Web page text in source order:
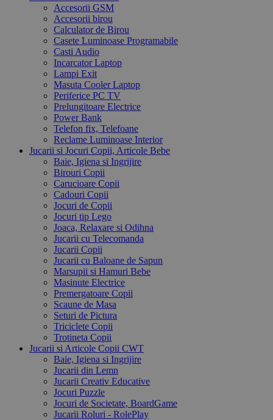
Accesorii GSM
Accesorii birou
Calculator de Birou
Casete Luminoase Programabile
Casti Audio
Incarcator Laptop
Lampi Exit
Masuta Cooler Laptop
Periferice PC TV
Prelungitoare Electrice
Power Bank
Telefon fix, Telefoane
Reclame Luminoase Interior
Jucarii si Jocuri Copii, Articole Bebe
Baie, Igiena si Ingrijire
Birouri Copii
Carucioare Copii
Cadouri Copii
Jocuri de Copii
Jocuri tip Lego
Joaca, Relaxare si Odihna
Jucarii cu Telecomanda
Jucarii Copii
Jucarii cu Baloane de Sapun
Marsupii si Hamuri Bebe
Masinute Electrice
Premergatoare Copii
Scaune de Masa
Seturi de Pictura
Triciclete Copii
Trotineta Copii
Jucarii si Articole Copii CWT
Baie, Igiena si Ingrijire
Jucarii din Lemn
Jucarii Creativ Educative
Jocuri Puzzle
Jocuri de Societate, BoardGame
Jucarii Roluri - RolePlay